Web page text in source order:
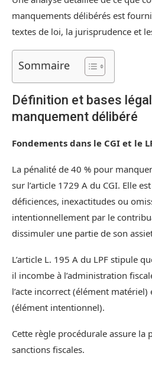
manquements délibérés est
textes de loi, la jurisprudence et
Sommaire
Définition et bases
manquement délibéré
Fondements dans le CGI et le
La pénalité de 40 % pour
sur l’article 1729 A du CGI. Elle
déficiences, inexactitudes ou
intentionnellement par le
dissimuler une partie de son
L’article L. 195 A du LPF stipule
il incombe à l’administration
l’acte incorrect (élément
(élément intentionnel).
Cette règle procédurale assure la
sanctions fiscales.